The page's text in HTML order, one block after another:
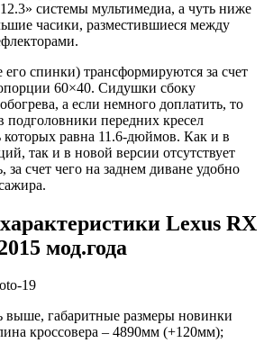
системы мультимедиа, а чуть ниже
часики, разместившиеся между
спинки) трансформируются за счет
60×40. Сидушки сбоку
а если немного доплатить, то
подголовники передних кресел
равна 11.6-дюймов. Как и в
так и в новой версии отсутствует
за счет чего на заднем диване удобно
Lexus RX
мод.года
выше, габаритные размеры новинки
кроссовера – 4890мм (+120мм);